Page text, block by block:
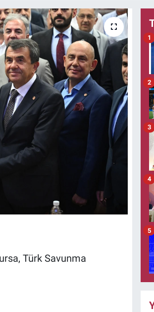
Türk Savunma
1
2
3
4
5